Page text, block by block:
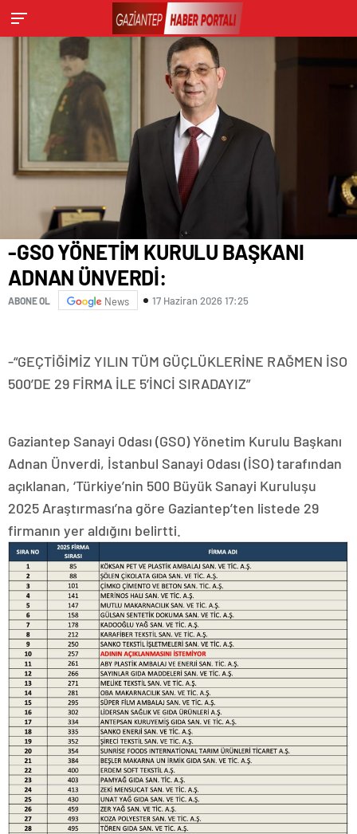
-GSO YÖNETİM KURULU BAŞKANI
ADNAN ÜNVERDİ:
ABONE OL News 17 Haziran 2026 17:25
-“GEÇTİĞİMİZ YILIN TÜM GÜÇLÜKLERİNE RAĞMEN İSO
500’DE 29 FİRMA İLE 5’İNCİ SIRADAYIZ”
Gaziantep Sanayi Odası (GSO) Yönetim Kurulu Başkanı
Adnan Ünverdi, İstanbul Sanayi Odası (İSO) tarafından
açıklanan, ‘Türkiye’nin 500 Büyük Sanayi Kuruluşu
2025 Araştırması’na göre Gaziantep’ten listede 29
firmanın yer aldığını belirtti.